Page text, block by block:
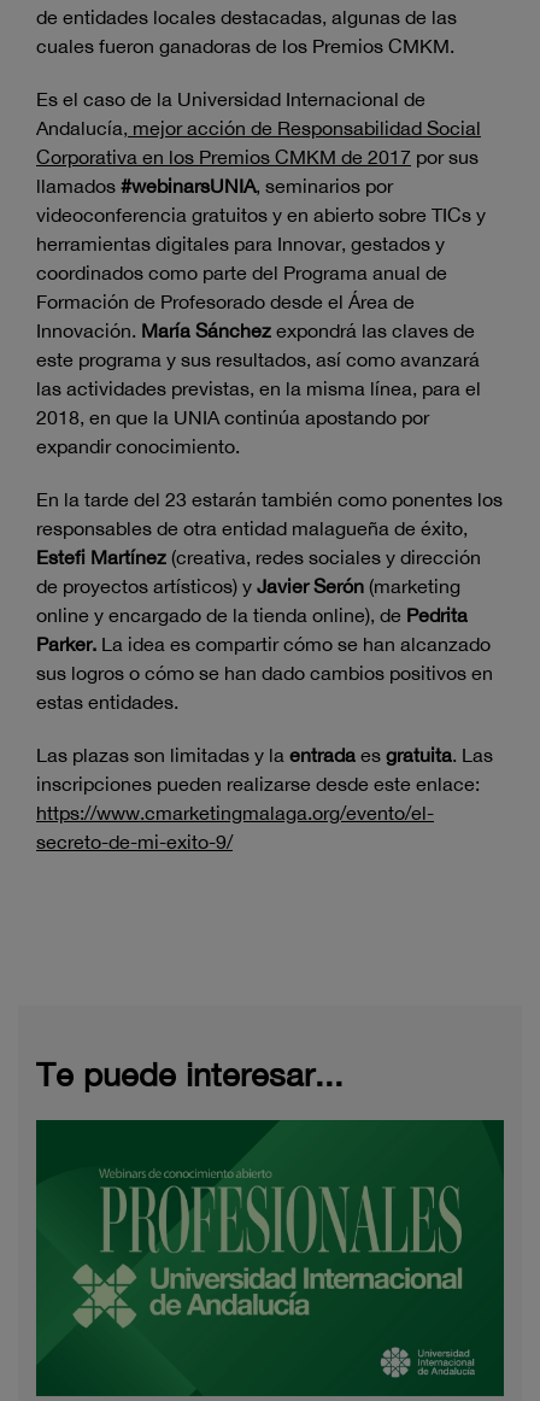
de entidades locales destacadas, algunas de las
cuales fueron ganadoras de los Premios CMKM.
Es el caso de la Universidad Internacional de
Andalucía, mejor acción de Responsabilidad Social
Corporativa en los Premios CMKM de 2017 por sus
llamados #webinarsUNIA, seminarios por
videoconferencia gratuitos y en abierto sobre TICs y
herramientas digitales para Innovar, gestados y
coordinados como parte del Programa anual de
Formación de Profesorado desde el Área de
Innovación. María Sánchez expondrá las claves de
este programa y sus resultados, así como avanzará
las actividades previstas, en la misma línea, para el
2018, en que la UNIA continúa apostando por
expandir conocimiento.
En la tarde del 23 estarán también como ponentes los
responsables de otra entidad malagueña de éxito,
Estefi Martínez (creativa, redes sociales y dirección
de proyectos artísticos) y Javier Serón (marketing
online y encargado de la tienda online), de Pedrita
Parker. La idea es compartir cómo se han alcanzado
sus logros o cómo se han dado cambios positivos en
estas entidades.
Las plazas son limitadas y la entrada es gratuita. Las
inscripciones pueden realizarse desde este enlace:
https://www.cmarketingmalaga.org/evento/el-
secreto-de-mi-exito-9/
Te puede interesar...